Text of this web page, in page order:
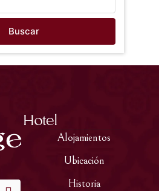
Buscar
Hotel
Alojamientos
Ubicación
Historia